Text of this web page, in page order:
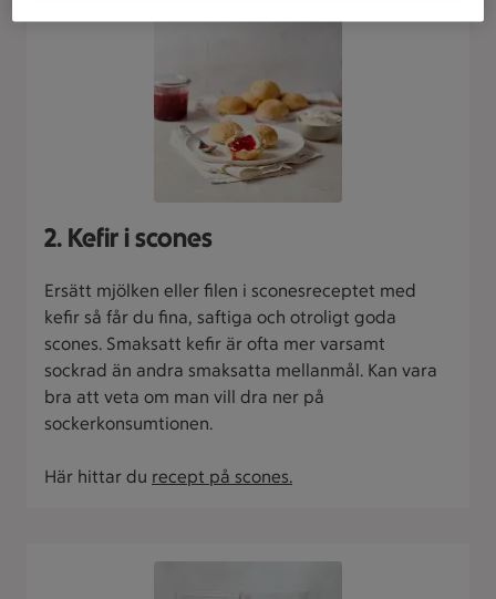
2. Kefir i scones
Ersätt mjölken eller filen i sconesreceptet med
kefir så får du fina, saftiga och otroligt goda
scones. Smaksatt kefir är ofta mer varsamt
sockrad än andra smaksatta mellanmål. Kan vara
bra att veta om man vill dra ner på
sockerkonsumtionen.
Här hittar du recept på scones.